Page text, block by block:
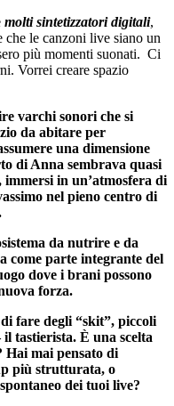
molti sintetizzatori digitali,
che le canzoni live siano un
più momenti suonati. Ci
Vorrei creare spazio
varchi sonori che si
da abitare per
una dimensione
di Anna sembrava quasi
in un’atmosfera di
nel pieno centro di
da nutrire e da
come parte integrante del
dove i brani possono
forza.
fare degli “skit”, piccoli
tastierista. È una scelta
Hai mai pensato di
più strutturata, o
dei tuoi live?